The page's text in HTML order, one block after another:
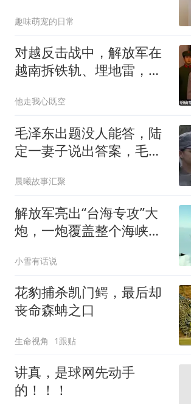
趣味萌宠的日常
对越反击战中，解放军在
越南拆铁轨、埋地雷，是
他走我心既空
毛泽东出题没人能答，陆
定一妻子说出答案，毛主
晨曦故事汇聚
解放军亮出“台海专攻”大
炮，一炮覆盖整个海峡，
小雪有话说
花豹捕杀凯门鳄，最后却
丧命森蚺之口
生命视角 1跟贴
讲真，是球网先动手
的！！！